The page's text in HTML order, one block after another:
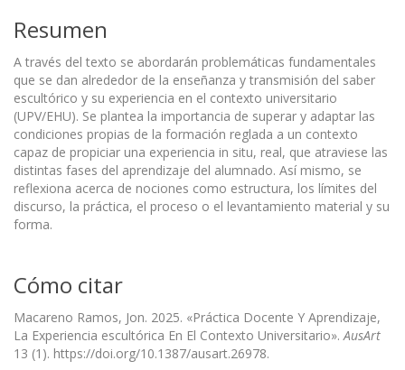
Resumen
A través del texto se abordarán problemáticas fundamentales
que se dan alrededor de la enseñanza y transmisión del saber
escultórico y su experiencia en el contexto universitario
(UPV/EHU). Se plantea la importancia de superar y adaptar las
condiciones propias de la formación reglada a un contexto
capaz de propiciar una experiencia in situ, real, que atraviese las
distintas fases del aprendizaje del alumnado. Así mismo, se
reflexiona acerca de nociones como estructura, los límites del
discurso, la práctica, el proceso o el levantamiento material y su
forma.
Cómo citar
Macareno Ramos, Jon. 2025. «Práctica Docente Y Aprendizaje,
La Experiencia escultórica En El Contexto Universitario».AusArt
13 (1). https://doi.org/10.1387/ausart.26978.